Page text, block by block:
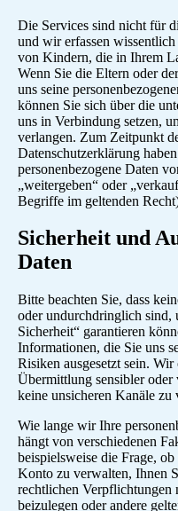
Die Services sind nicht für
und wir erfassen
von Kindern, die in Ihrem
Wenn Sie die Eltern oder
uns seine
können Sie sich über die
uns in Verbindung setzen,
verlangen. Zum Zeitpunkt
Datenschutzerklärung
personenbezogene Daten
„weitergeben“ oder
Begriffe im geltenden
Sicherheit und
Daten
Bitte beachten Sie, dass
oder undurchdringlich sind,
Sicherheit“ garantieren
Informationen, die Sie uns
Risiken ausgesetzt sein.
Übermittlung sensibler
keine unsicheren Kanäle zu
Wie lange wir Ihre
hängt von verschiedenen
beispielsweise die Frage,
Konto zu verwalten, Ihnen
rechtlichen Verpflichtungen
beizulegen oder andere